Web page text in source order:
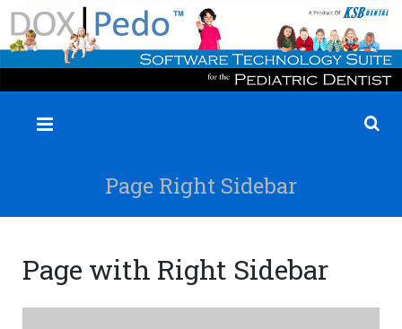
✕
Page Right Sidebar
Page with Right Sidebar